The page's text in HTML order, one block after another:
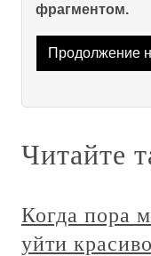
фрагментом.
Продолжение
Читайте
Когда пора
уйти красиво